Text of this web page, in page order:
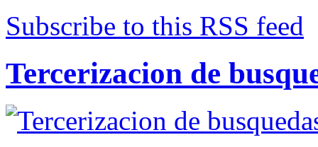
Subscribe to this RSS feed
Tercerizacion de